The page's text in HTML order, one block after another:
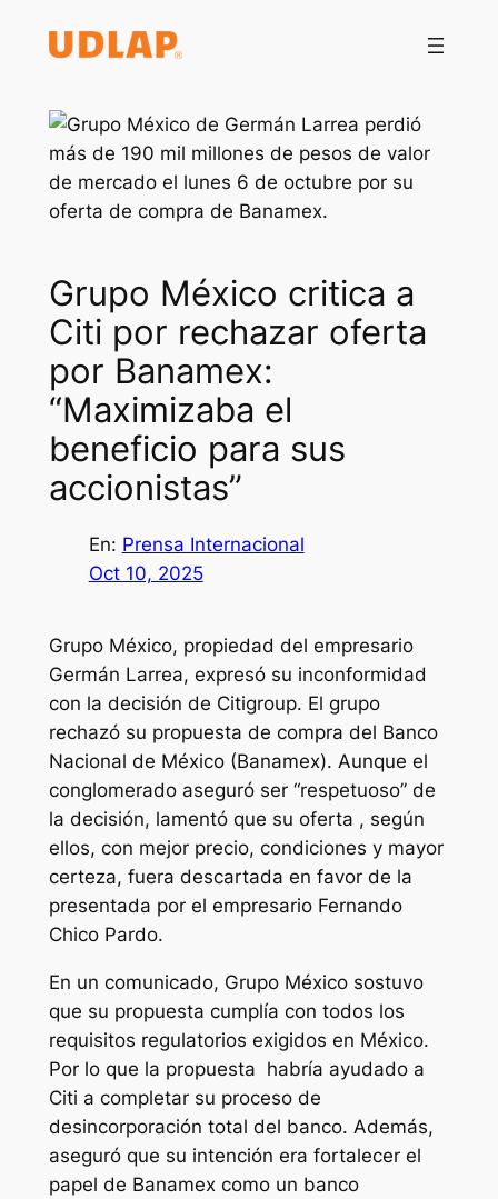
Grupo México critica a
Citi por rechazar oferta
por Banamex:
“Maximizaba el
beneficio para sus
accionistas”
En: Prensa Internacional
Oct 10, 2025
Grupo México, propiedad del empresario
Germán Larrea, expresó su inconformidad
con la decisión de Citigroup. El grupo
rechazó su propuesta de compra del Banco
Nacional de México (Banamex). Aunque el
conglomerado aseguró ser “respetuoso” de
la decisión, lamentó que su oferta , según
ellos, con mejor precio, condiciones y mayor
certeza, fuera descartada en favor de la
presentada por el empresario Fernando
Chico Pardo.
En un comunicado, Grupo México sostuvo
que su propuesta cumplía con todos los
requisitos regulatorios exigidos en México.
Por lo que la propuesta habría ayudado a
Citi a completar su proceso de
desincorporación total del banco. Además,
aseguró que su intención era fortalecer el
papel de Banamex como un banco